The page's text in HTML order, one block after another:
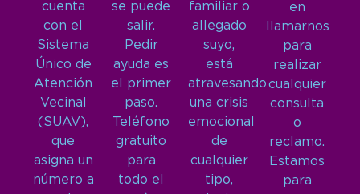
cuenta
con el
Sistema
Único de
Atención
Vecinal
(SUAV),
que
asigna un
número a
se puede
salir.
Pedir
ayuda es
el primer
paso.
Teléfono
gratuito
para
todo el
familiar o
allegado
suyo,
está
atravesando
una crisis
emocional
de
cualquier
tipo,
en
llamarnos
para
realizar
cualquier
consulta
o
reclamo.
Estamos
para